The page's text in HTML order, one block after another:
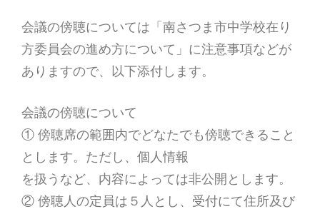
会議の傍聴については「南さつま市中学校在り
方委員会の進め方について」に注意事項などが
ありますので、以下添付します。
会議の傍聴について
① 傍聴席の範囲内でどなたでも傍聴できること
とします。ただし、個人情報
を扱うなど、内容によっては非公開とします。
② 傍聴人の定員は５人とし、受付にて住所及び